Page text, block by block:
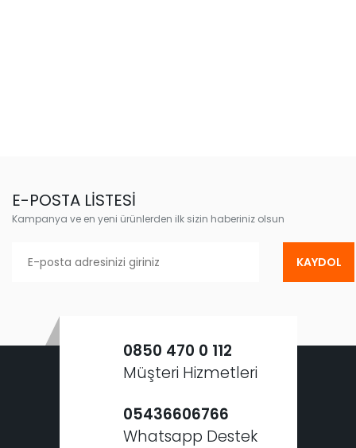
E-POSTA LİSTESİ
Kampanya ve en yeni ürünlerden ilk sizin haberiniz olsun
KAYDOL
0850 470 0 112
Müşteri Hizmetleri
05436606766
Whatsapp Destek